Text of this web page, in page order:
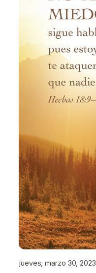
jueves, marzo 30, 2023